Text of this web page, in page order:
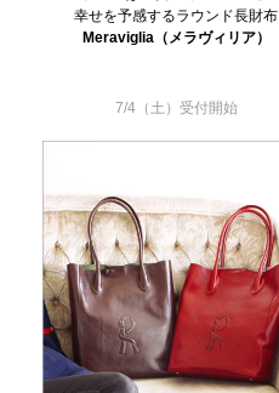
幸せを予感するラウンド長財布
Meraviglia（メラヴィリア）
7/4（土）受付開始